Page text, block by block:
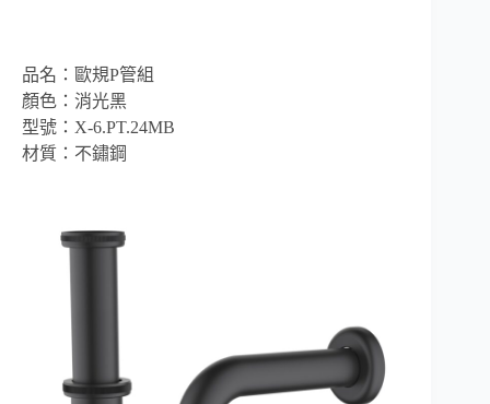
品名：歐規P管組
顏色：消光黑
型號：X-6.PT.24MB
材質：不鏽鋼